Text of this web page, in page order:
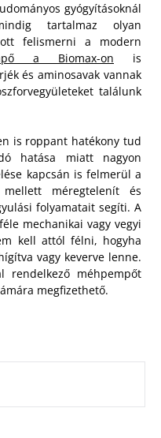
gyógyításoknál
tartalmaz olyan
felismerni a modern
a Biomax-on is
és aminosavak vannak
találunk
is roppant hatékony tud
hatása miatt nagyon
kapcsán is felmerül a
mellett méregtelenít és
folyamatait segíti. A
mechanikai vagy vegyi
kell attól félni, hogyha
vagy keverve lenne.
rendelkező méhpempőt
megfizethető.